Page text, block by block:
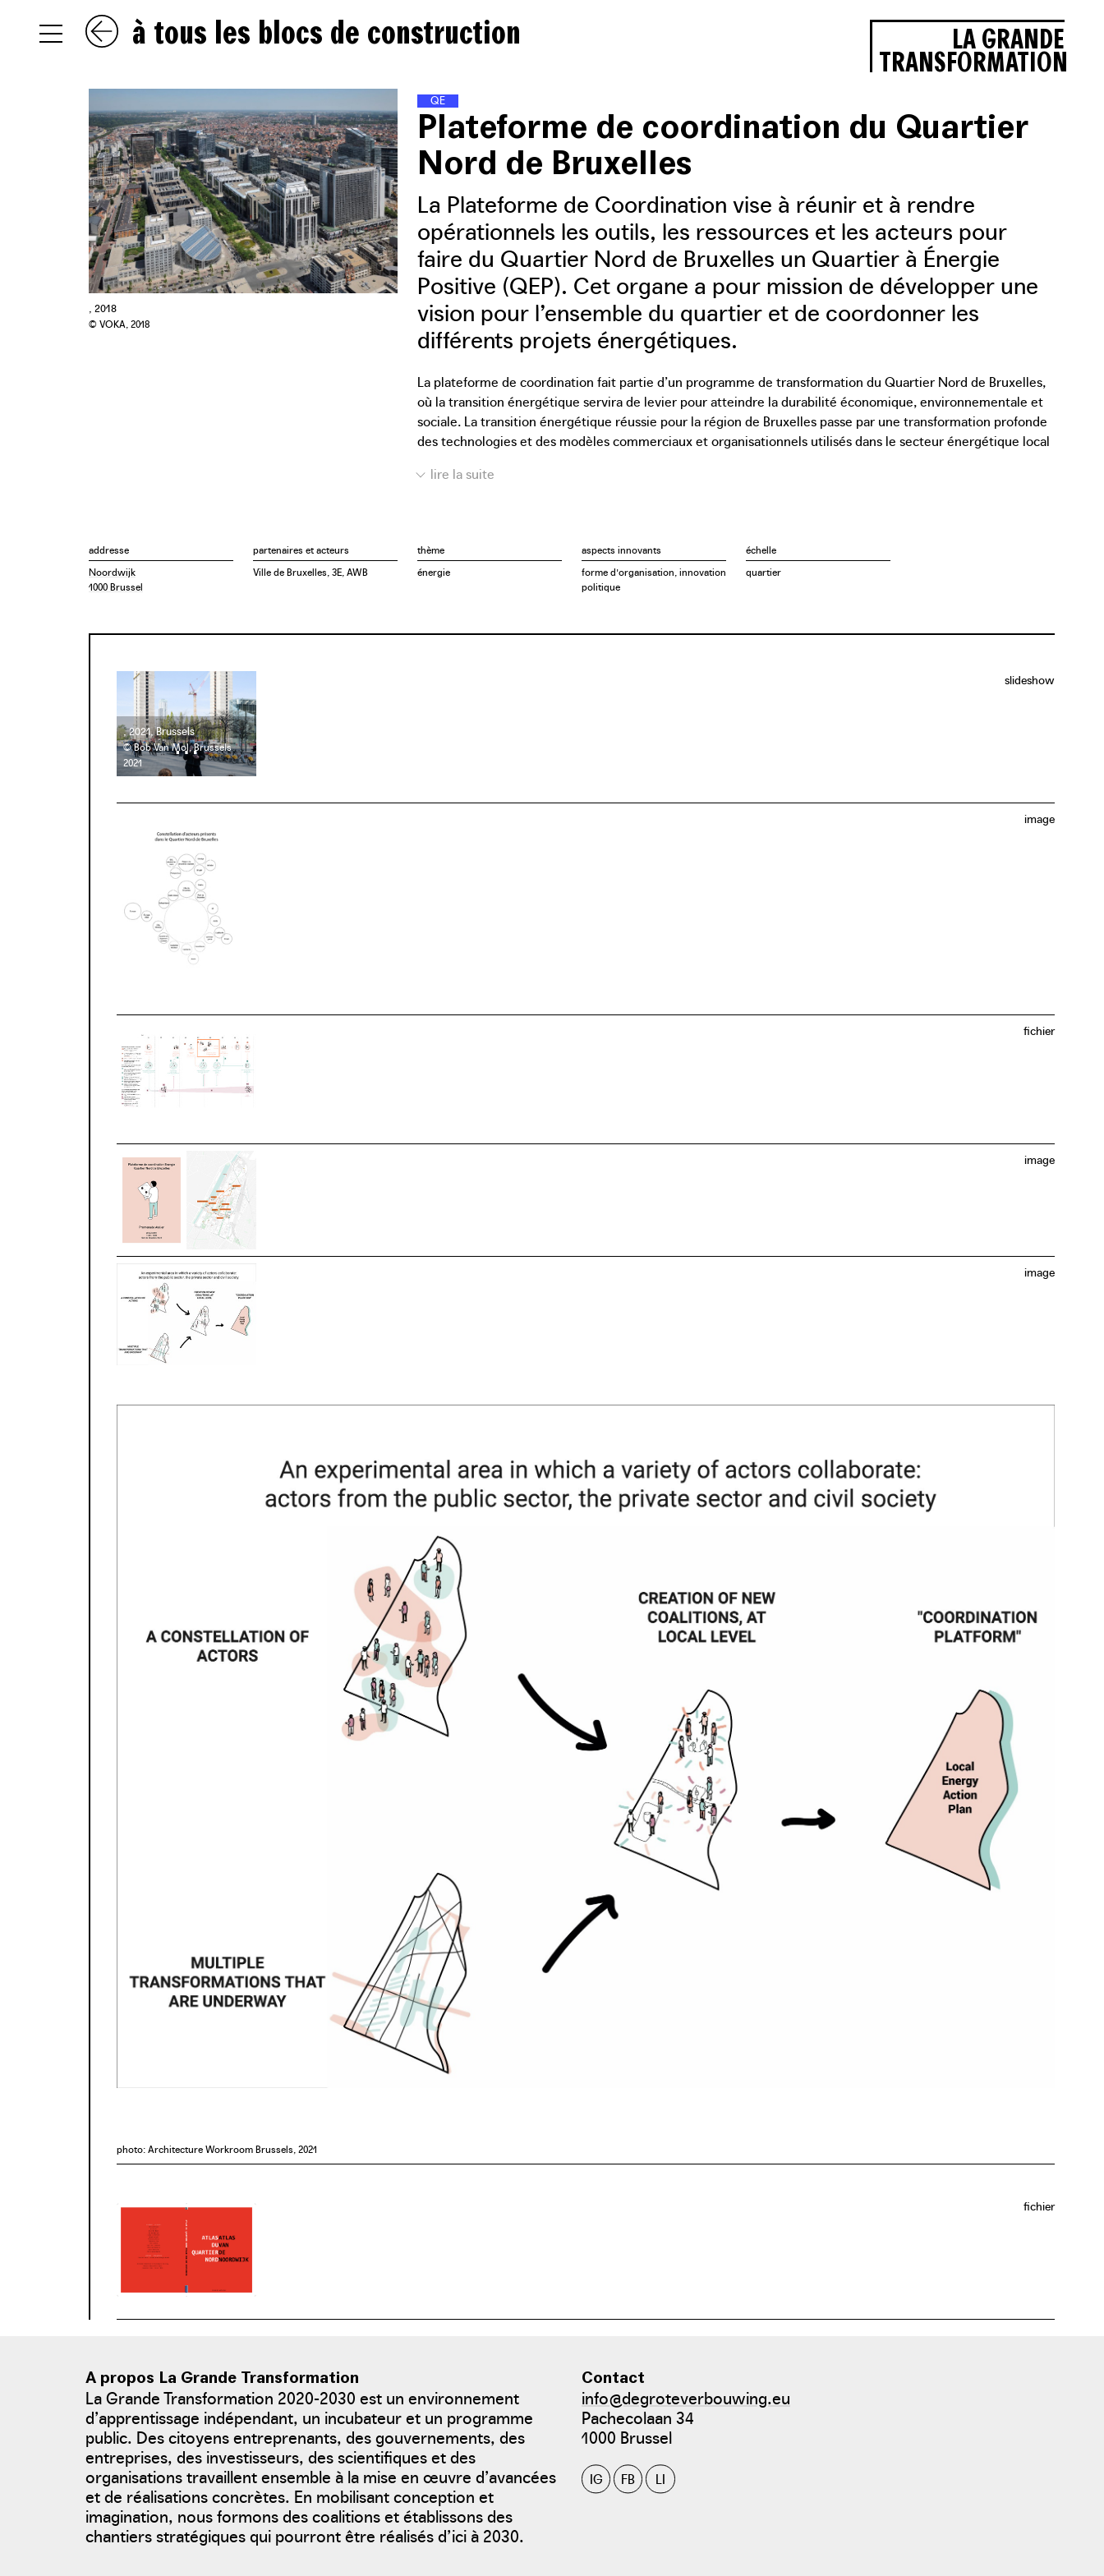
à tous les blocs de construction LA GRANDE
TRANSFORMATION
, 2018
© VOKA, 2018
QU
A
R
T
IE
Plateforme de coordination du Quartier
Nord de Bruxelles
La Plateforme de Coordination vise à réunir et à rendre
opérationnels les outils, les ressources et les acteurs pour
faire du Quartier Nord de Bruxelles un Quartier à Énergie
Positive (QEP). Cet organe a pour mission de développer une
vision pour l’ensemble du quartier et de coordonner les
différents projets énergétiques.
La plateforme de coordination fait partie d’un programme de transformation du Quartier Nord de Bruxelles,
où la transition énergétique servira de levier pour atteindre la durabilité économique, environnementale et
sociale. La transition énergétique réussie pour la région de Bruxelles passe par une transformation profonde
des technologies et des modèles commerciaux et organisationnels utilisés dans le secteur énergétique local
Les initiatives locales existantes jouent un rôle décisif dans ce changement. Elles sont réunies à l’échelle du
Workroom Brussels et 3E de superviser le lancement de la plateforme de coordination, après quoi un
coordinateur sera désigné au sein de la ville.
duquel les villes de Bruxelles, Stockholm et Vienne échangent leurs connaissances et leur expertise sur
addresse
Noordwijk
1000 Brussel
partenaires et acteurs
Ville de Bruxelles, 3E, AWB
thème
énergie
aspects innovants
forme d'organisation, innovation
politique
échelle
quartier
, 2021, Brussels
© Bob Van Mol, Brussels
2021
slideshow
image
photo: Architecture Workroom Brussels, 2020
fichier
image
image
photo: Architecture Workroom Brussels, 2021
fichier
A propos La Grande Transformation
La Grande Transformation 2020-2030 est un environnement
d’apprentissage indépendant, un incubateur et un programme
public. Des citoyens entreprenants, des gouvernements, des
entreprises, des investisseurs, des scientifiques et des
organisations travaillent ensemble à la mise en œuvre d’avancées
et de réalisations concrètes. En mobilisant conception et
imagination, nous formons des coalitions et établissons des
chantiers stratégiques qui pourront être réalisés d’ici à 2030.
Contact
info@degroteverbouwing.eu
Pachecolaan 34
1000 Brussel
IG FB LI